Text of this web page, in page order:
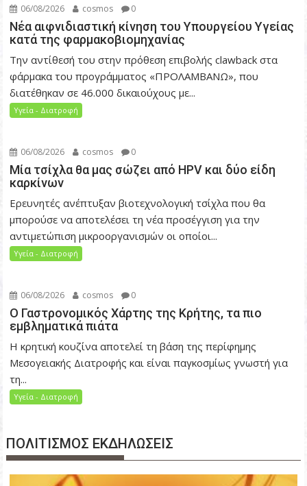
η
ά
ρ
θ
ρ
ω
ν
06/08/2026 cosmos 0
Νέα αιφνιδιαστική κίνηση του Υπουργείου Υγείας
κατά της φαρμακοβιομηχανίας
Την αντίθεσή του στην πρόθεση επιβολής clawback στα
φάρμακα του προγράμματος «ΠΡΟΛΑΜΒΑΝΩ», που
διατέθηκαν σε 46.000 δικαιούχους με...
Υγεία - Διατροφή
06/08/2026 cosmos 0
Μία τσίχλα θα μας σώζει από HPV και δύο είδη
καρκίνων
Ερευνητές ανέπτυξαν βιοτεχνολογική τσίχλα που θα
μπορούσε να αποτελέσει τη νέα προσέγγιση για την
αντιμετώπιση μικροοργανισμών οι οποίοι...
Υγεία - Διατροφή
06/08/2026 cosmos 0
Ο Γαστρονομικός Χάρτης της Κρήτης, τα πιο
εμβληματικά πιάτα
Η κρητική κουζίνα αποτελεί τη βάση της περίφημης
Μεσογειακής Διατροφής και είναι παγκοσμίως γνωστή για
τη...
Υγεία - Διατροφή
ΠΟΛΙΤΙΣΜΟΣ ΕΚΔΗΛΩΣΕΙΣ